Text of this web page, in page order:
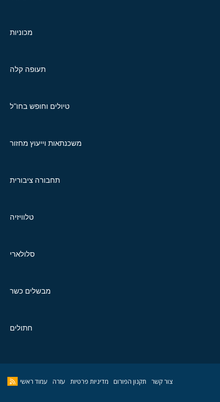
מכוניות
תעופה קלה
טיולים וחופש בחו"ל
משכנתאות וייעוץ מחזור
תחבורה ציבורית
טלוויזיה
סלולארי
מבשלים כשר
חתולים
צור קשר תקנון הפורום מדיניות פרטיות עזרה עמוד ראשי